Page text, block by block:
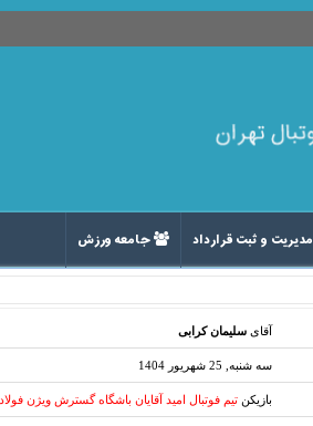
مدیریت و ثبت قرارداد جامعه ورزش
آقایسلیمان کرابی
سه شنبه, 25 شهریور 1404
بازیکنتیم فوتبال امید آقایان باشگاه گسترش ویژن فولاد